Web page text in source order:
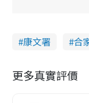
康文署 合
更多真實評價